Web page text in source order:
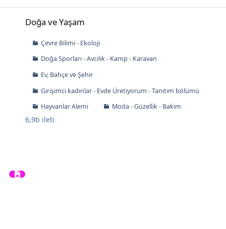
Doğa ve Yaşam
Çevre Bilimi - Ekoloji
Doğa Sporları - Avcılık - Kamp - Karavan
Ev, Bahçe ve Şehir
Girişimci kadınlar - Evde Üretiyorum - Tanıtım bölümü
Hayvanlar Alemi
Moda - Güzellik - Bakım
6,9b ileti